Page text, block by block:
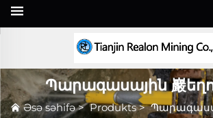
Պարագասային 巖
Əsə səhifə>Produkts>